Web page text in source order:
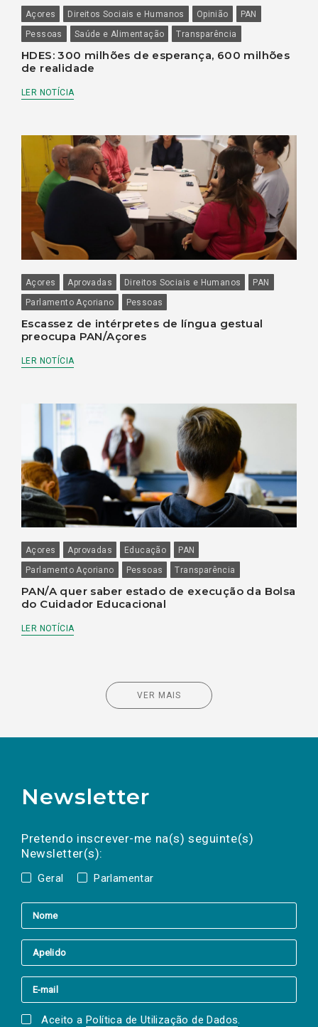
Açores Direitos Sociais e Humanos Opinião
PAN
Pessoas
Saúde e Alimentação Transparência
HDES: 300 milhões de esperança, 600 milhões
de realidade
LER NOTÍCIA
Açores Aprovadas Direitos Sociais e Humanos
PAN
Parlamento Açoriano
Pessoas
Escassez de intérpretes de língua gestual
preocupa PAN/Açores
LER NOTÍCIA
Açores Aprovadas Educação
PAN
Parlamento Açoriano
Pessoas Transparência
PAN/A quer saber estado de execução da Bolsa
do Cuidador Educacional
LER NOTÍCIA
VER MAIS
Newsletter
Pretendo inscrever-me na(s) seguinte(s)
Newsletter(s):
Geral Parlamentar
a(s) newsletter(s).
mail
Aceito a Política de Utilização de Dados.